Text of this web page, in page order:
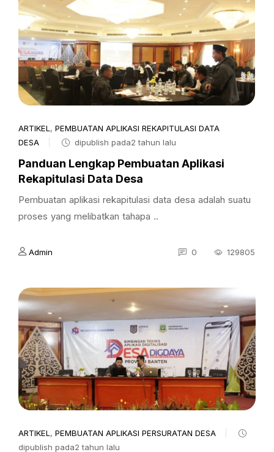
ARTIKEL , PEMBUATAN APLIKASI REKAPITULASI DATA
DESA
dipublish pada2 tahun lalu
Panduan Lengkap Pembuatan Aplikasi
Rekapitulasi Data Desa
Pembuatan aplikasi rekapitulasi data desa adalah suatu
proses yang melibatkan tahapa ..
Admin 0 129805
ARTIKEL , PEMBUATAN APLIKASI PERSURATAN DESA
dipublish pada2 tahun lalu